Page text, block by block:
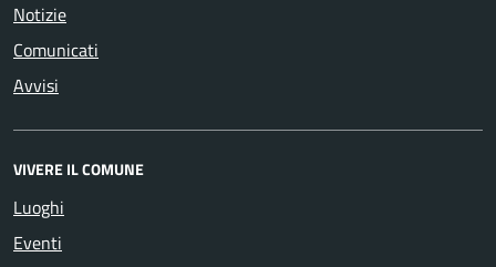
Notizie
Comunicati
Avvisi
VIVERE IL COMUNE
Luoghi
Eventi